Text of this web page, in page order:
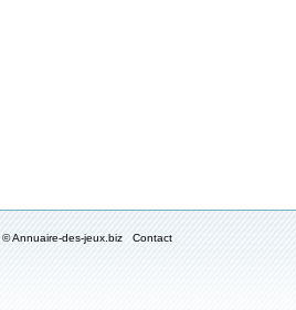
© Annuaire-des-jeux.biz Contact